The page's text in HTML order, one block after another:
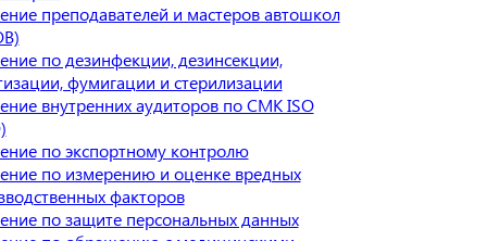
преподавателей и мастеров автошкол
по дезинфекции, дезинсекции,
фумигации и стерилизации
внутренних аудиторов по СМК ISO
по экспортному контролю
по измерению и оценке вредных
факторов
по защите персональных данных